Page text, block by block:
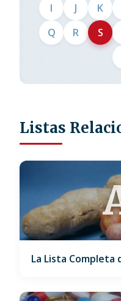
I
J K
Q
R S
Listas
La Lista Completa